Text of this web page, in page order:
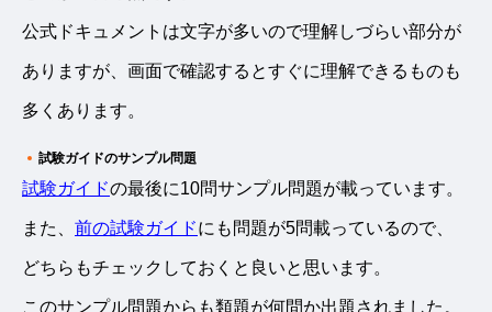
公式ドキュメントは文字が多いので理解しづらい部分が
ありますが、画面で確認するとすぐに理解できるものも
多くあります。
試験ガイドのサンプル問題
試験ガイドの最後に10問サンプル問題が載っています。
また、 前の試験ガイドにも問題が5問載っているので、
どちらもチェックしておくと良いと思います。
このサンプル問題からも類題が何問か出題されました。